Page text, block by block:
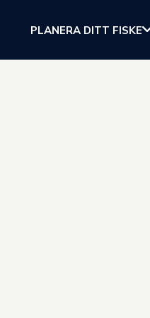
PLANERA DITT FISKE